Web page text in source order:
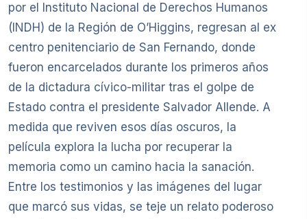
por el Instituto Nacional de Derechos Humanos
(INDH) de la Región de O’Higgins, regresan al ex
centro penitenciario de San Fernando, donde
fueron encarcelados durante los primeros años
de la dictadura cívico-militar tras el golpe de
Estado contra el presidente Salvador Allende. A
medida que reviven esos días oscuros, la
película explora la lucha por recuperar la
memoria como un camino hacia la sanación.
Entre los testimonios y las imágenes del lugar
que marcó sus vidas, se teje un relato poderoso